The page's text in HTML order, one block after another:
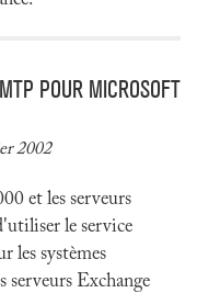
POUR MICROSOFT
2002
et les serveurs
le service
les systèmes
Exchange